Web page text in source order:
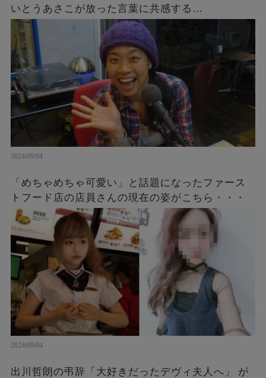
いとうあさこが放った言葉に共感する…
2024/09/04
「めちゃめちゃ可愛い」と話題になったファース
トフード店の店員さんの現在の姿がこちら・・・
2024/09/04
出川哲朗の弔辞「大好きだったデヴィ夫人へ」 が